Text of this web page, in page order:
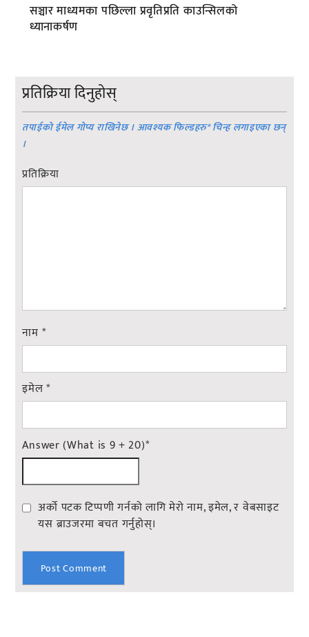
सञ्चार माध्यमका पछिल्ला प्रवृतिप्रति काउन्सिलको
ध्यानाकर्षण
प्रतिक्रिया दिनुहोस्
तपाईको ईमेल गोप्य राखिनेछ । आवश्यक फिल्डहरु*चिन्ह लगाइएका छन्
।
प्रतिक्रिया
नाम *
इमेल*
Answer (What is 9 + 20)*
अर्को पटक टिप्पणी गर्नको लागि मेरो नाम, इमेल, र वेबसाइट
यस ब्राउजरमा बचत गर्नुहोस्।